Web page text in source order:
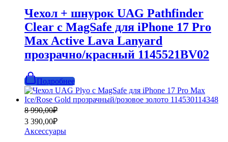
Чехол + шнурок UAG Pathfinder
Clear с MagSafe для iPhone 17 Pro
Max Active Lava Lanyard
прозрачно/красный 1145521BV02
Подробнее
8 990,00₽
Первоначальная
цена
составляла
8
3 390,00₽
Текущая
цена:
3
390,00₽.
Аксессуары